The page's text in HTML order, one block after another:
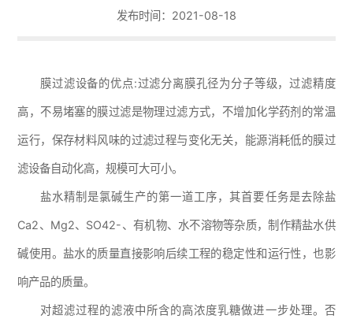
发布时间：2021-08-18
膜过滤设备的优点:过滤分离膜孔径为分子等级，过滤精度
高，不易堵塞的膜过滤是物理过滤方式，不增加化学药剂的常温
运行，保存材料风味的过滤过程与变化无关，能源消耗低的膜过
滤设备自动化高，规模可大可小。
盐水精制是氯碱生产的第一道工序，其首要任务是去除盐
Ca2、Mg2、SO42-、有机物、水不溶物等杂质，制作精盐水供
碱使用。盐水的质量直接影响后续工程的稳定性和运行性，也影
响产品的质量。
对超滤过程的滤液中所含的高浓度乳糖做进一步处理。否